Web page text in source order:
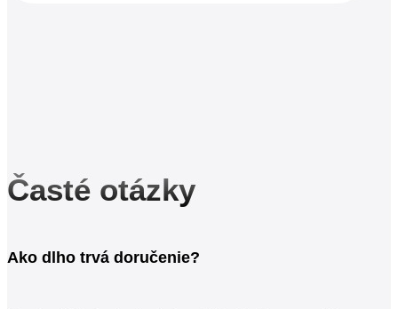
Časté otázky
Ako dlho trvá doručenie?